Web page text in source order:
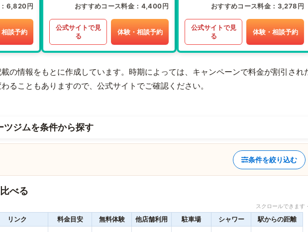
6,820円
談予約
おすすめコース料金 4,400円
公式サイトで見
る
体験・相談予約
おすすめコース料金 3,278円
公式サイトで見
る
体験・相談予約
の情報をもとに作成しています。時期によっては、キャンペーンで料金が割引され
ることもありますので、公式サイトでご確認ください。
ツジムを条件から探す
条件を絞り込む
べる
スクロールできま
リンク 料金目安 無料体験 他店舗利用 駐車場 シャワー 駅からの距離